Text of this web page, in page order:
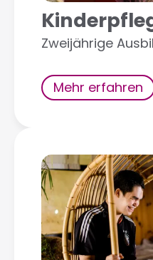
Zweijährige
Mehr erfahren